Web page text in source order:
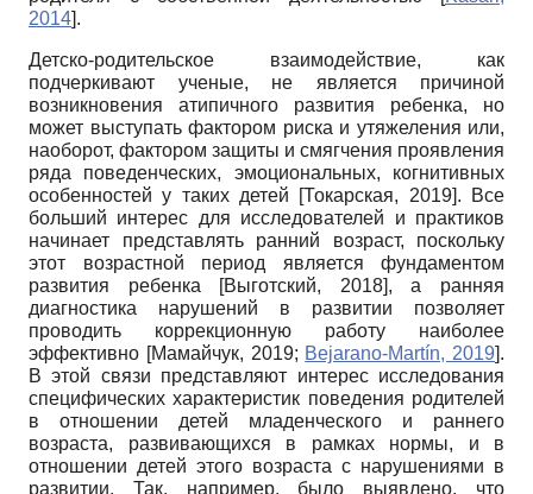
2014].
Детско-родительское взаимодействие, как
подчеркивают ученые, не является причиной
возникновения атипичного развития ребенка, но
может выступать фактором риска и утяжеления или,
наоборот, фактором защиты и смягчения проявления
ряда поведенческих, эмоциональных, когнитивных
особенностей у таких детей [Токарская, 2019]. Все
больший интерес для исследователей и практиков
начинает представлять ранний возраст, поскольку
этот возрастной период является фундаментом
развития ребенка
[Выготский, 2018], а ранняя
диагностика нарушений в развитии позволяет
проводить коррекционную работу наиболее
эффективно [Мамайчук, 2019; Bejarano-Martín, 2019].
В этой связи представляют интерес исследования
специфических характеристик поведения родителей
в отношении детей младенческого и раннего
возраста, развивающихся в рамках нормы, и в
отношении детей этого возраста с нарушениями в
развитии. Так, например, было выявлено, что